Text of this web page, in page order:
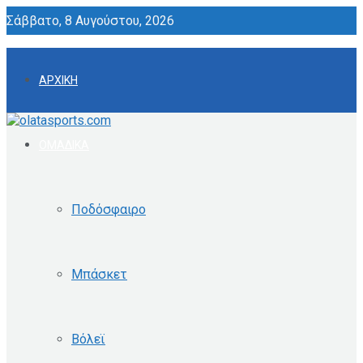
Σάββατο, 8 Αυγούστου, 2026
ΑΡΧΙΚΗ
Ποδόσφαιρο
Μπάσκετ
Βόλεϊ